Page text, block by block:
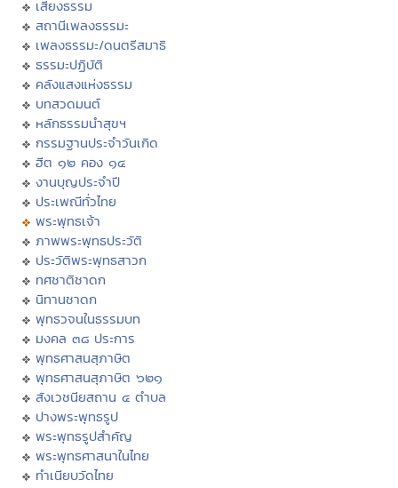
เสียงธรรม
สถานีเพลงธรรมะ
เพลงธรรมะ/ดนตรีสมาธิ
ธรรมะปฏิบัติ
คลังแสงแห่งธรรม
บทสวดมนต์
หลักธรรมนำสุขฯ
กรรมฐานประจำวันเกิด
ฮีต ๑๒ คอง ๑๔
งานบุญประจำปี
ประเพณีทั่วไทย
พระพุทธเจ้า
ภาพพระพุทธประวัติ
ประวัติพระพุทธสาวก
ทศชาติชาดก
นิทานชาดก
พุทธวจนในธรรมบท
มงคล ๓๘ ประการ
พุทธศาสนสุภาษิต
พุทธศาสนสุภาษิต ๖๒๑
สังเวชนียสถาน ๔ ตำบล
ปางพระพุทธรูป
พระพุทธรูปสำคัญ
พระพุทธศาสนาในไทย
ทำเนียบวัดไทย